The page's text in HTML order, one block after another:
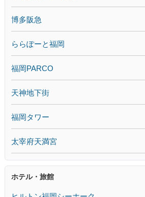
博多阪急
ららぽーと福岡
福岡PARCO
天神地下街
福岡タワー
太宰府天満宮
ホテル・旅館